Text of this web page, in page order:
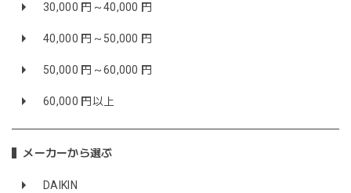
30,000 円～40,000 円
40,000 円～50,000 円
50,000 円～60,000 円
60,000 円以上
メーカーから選ぶ
DAIKIN